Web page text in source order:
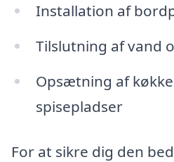
Installation af
Tilslutning af vand
Opsætning af
spisepladser
For at sikre dig den